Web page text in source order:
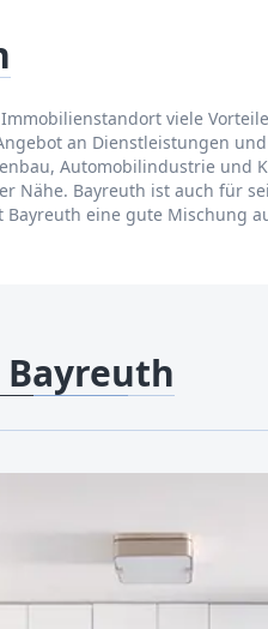
viele
an Dienstleistungen
Automobilindustrie und
Nähe. Bayreuth ist auch für
Bayreuth eine gute Mischung